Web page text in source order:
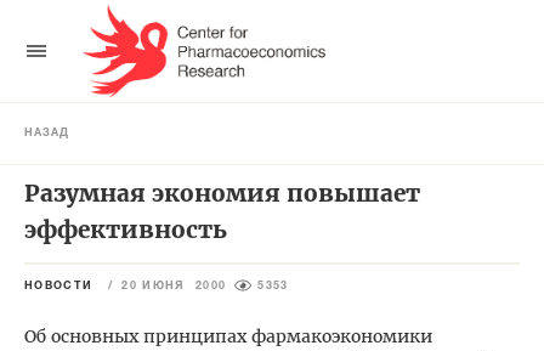
НАЗАД
Разумная экономия повышает
эффективность
НОВОСТИ / 20 ИЮНЯ 2000 5353
Об основных принципах фармакоэкономики